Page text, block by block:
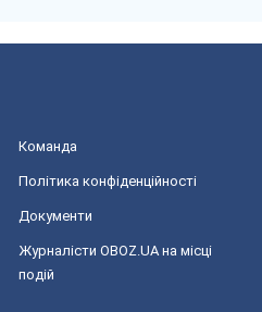
Команда
Політика конфіденційності
Документи
Журналісти OBOZ.UA на місці
подій